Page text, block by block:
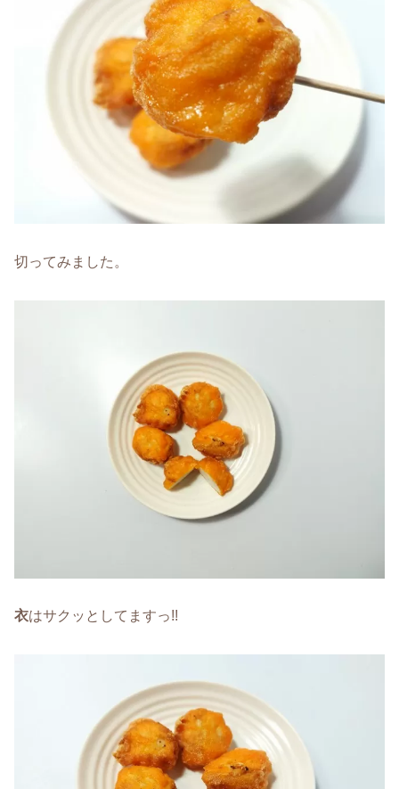
切ってみました。
衣はサクッとしてますっ!!